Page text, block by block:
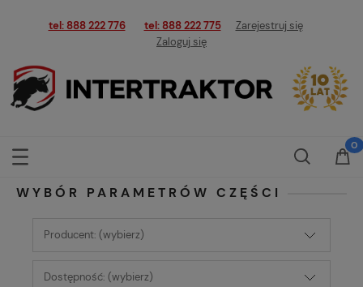
tel: 888 222 776 tel: 888 222 775
Zarejestruj się
Zaloguj się
WYBÓR PARAMETRÓW CZĘŚCI
Producent: (wybierz)
Dostępność: (wybierz)